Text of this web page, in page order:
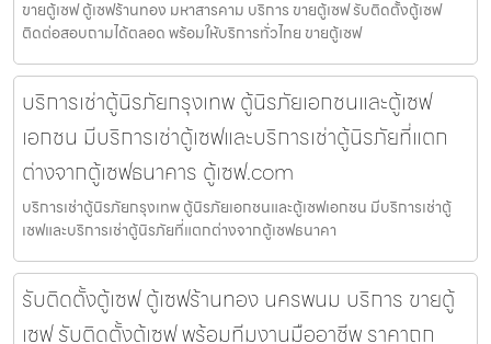
ขายตู้เซฟ ตู้เซฟร้านทอง มหาสารคาม บริการ ขายตู้เซฟ รับติดตั้งตู้เซฟ
ติดต่อสอบถามได้ตลอด พร้อมให้บริการทั่วไทย ขายตู้เซฟ
บริการเช่าตู้นิรภัยกรุงเทพ ตู้นิรภัยเอกชนและตู้เซฟ
เอกชน มีบริการเช่าตู้เซฟและบริการเช่าตู้นิรภัยที่แตก
ต่างจากตู้เซฟธนาคาร ตู้เซฟ.com
บริการเช่าตู้นิรภัยกรุงเทพ ตู้นิรภัยเอกชนและตู้เซฟเอกชน มีบริการเช่าตู้
เซฟและบริการเช่าตู้นิรภัยที่แตกต่างจากตู้เซฟธนาคา
รับติดตั้งตู้เซฟ ตู้เซฟร้านทอง นครพนม บริการ ขายตู้
เซฟ รับติดตั้งตู้เซฟ พร้อมทีมงานมืออาชีพ ราคาถูก